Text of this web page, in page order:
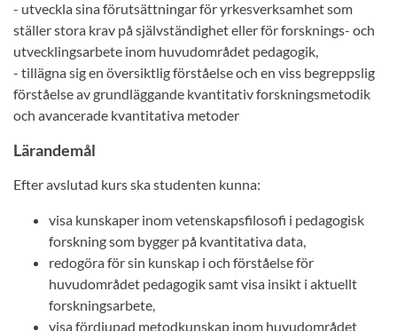
- utveckla sina förutsättningar för yrkesverksamhet som
ställer stora krav på självständighet eller för forsknings- och
utvecklingsarbete inom huvudområdet pedagogik,
- tillägna sig en översiktlig förståelse och en viss begreppslig
förståelse av grundläggande kvantitativ forskningsmetodik
och avancerade kvantitativa metoder
Lärandemål
Efter avslutad kurs ska studenten kunna:
visa kunskaper inom vetenskapsfilosofi i pedagogisk
forskning som bygger på kvantitativa data,
redogöra för sin kunskap i och förståelse för
huvudområdet pedagogik samt visa insikt i aktuellt
forskningsarbete,
visa fördjupad metodkunskap inom huvudområdet